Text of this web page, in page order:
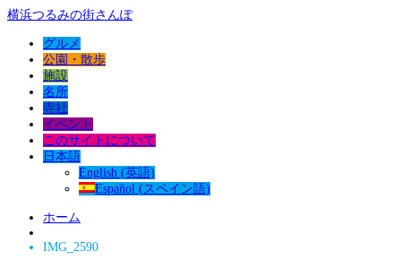
横浜つるみの街さんぽ
グルメ
公園・散歩
施設
名所
寺社
イベント
このサイトについて
日本語
English (英語)
Español (スペイン語)
ホーム
IMG_2590